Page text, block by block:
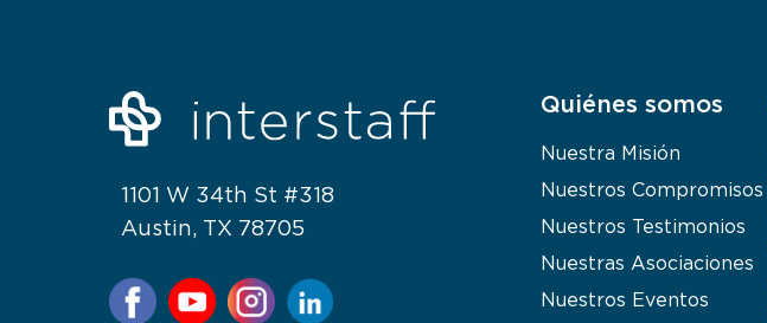
1101 W 34th St #318
Austin, TX 78705
Quiénes somos
Nuestra Misión
Nuestros Compromisos
Nuestros Testimonios
Nuestras Asociaciones
Nuestros Eventos